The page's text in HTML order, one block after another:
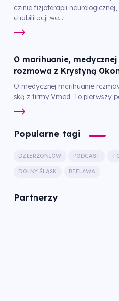
dzinie fizjoterapii
ehabilitacji we...
O marihuanie,
rozmowa z Krystyną
O medycznej marihuanie
ską z firmy Vmed. To pierwszy
Popularne tagi
DZIERŻONIÓW PODCAST
DOLNY ŚLĄSK BIELAWA
Partnerzy